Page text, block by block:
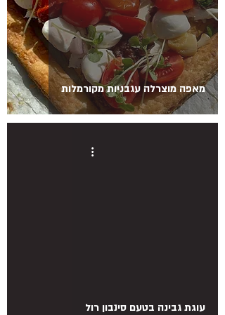
מאפה מוצרלה עגבניות מקורמלות
עוגת גבינה בטעם סינבון רול